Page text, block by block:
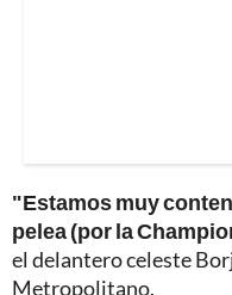
"Estamos muy
pelea (por la
el delantero celeste
Metropolitano.